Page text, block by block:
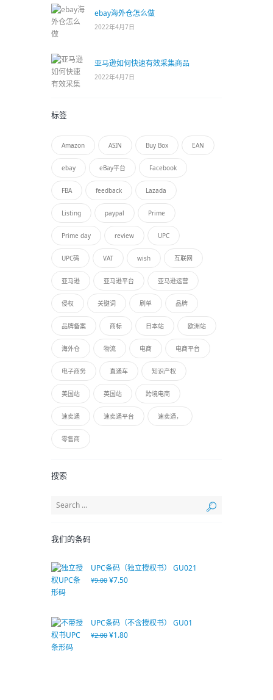
ebay海外仓怎么做
2022年4月7日
亚马逊如何快速有效采集商品
2022年4月7日
标签
Amazon ASIN Buy Box EAN
ebay eBay平台 Facebook
FBA feedback Lazada
Listing paypal Prime
Prime day review UPC
UPC码 VAT wish 互联网
亚马逊 亚马逊平台 亚马逊运营
侵权 关键词 刷单 品牌
品牌备案 商标 日本站 欧洲站
海外仓 物流 电商 电商平台
电子商务 直通车 知识产权
美国站 英国站 跨境电商
速卖通 速卖通平台 速卖通，
零售商
搜索
我们的条码
UPC条码（独立授权书） GU021
¥9.00 ¥7.50
UPC条码（不含授权书） GU01
¥2.00 ¥1.80